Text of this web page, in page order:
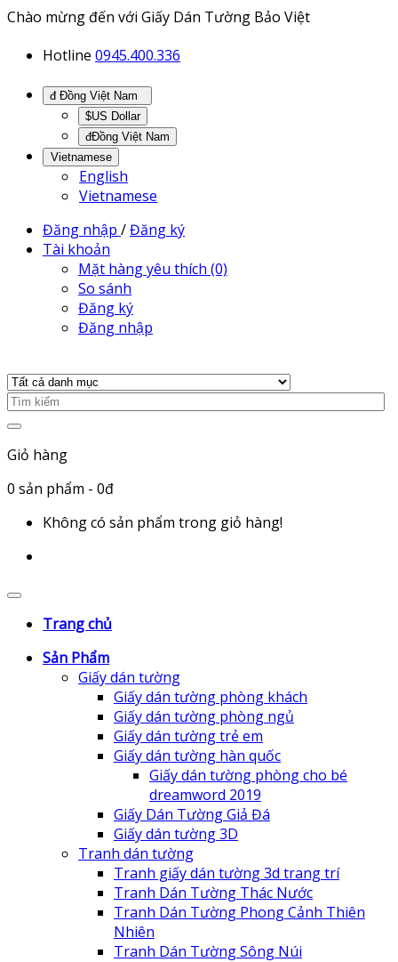
Chào mừng đến với Giấy Dán Tường Bảo Việt
Hotline 0945.400.336
$US Dollar
đĐồng Việt Nam
Vietnamese
English
Vietnamese
Đăng nhập /Đăng ký
Tài khoản
Mặt hàng yêu thích (0)
So sánh
Đăng ký
Đăng nhập
Giỏ hàng
0 sản phẩm - 0đ
Không có sản phẩm trong giỏ hàng!
Trang chủ
Sản Phẩm
Giấy dán tường
Giấy dán tường phòng khách
Giấy dán tường phòng ngủ
Giấy dán tường trẻ em
Giấy dán tường hàn quốc
Giấy dán tường phòng cho bé
dreamword 2019
Giấy Dán Tường Giả Đá
Giấy dán tường 3D
Tranh dán tường
Tranh giấy dán tường 3d trang trí
Tranh Dán Tường Thác Nước
Tranh Dán Tường Phong Cảnh Thiên
Nhiên
Tranh Dán Tường Sông Núi